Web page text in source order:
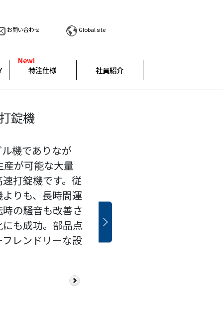
お問い合わせ Global site
特注仕様
New!
社員紹介
圧縮
培ってきた菊水
として、＜工程
定量フィーダ
合装置
NIR測定排除ユ
機、錠剤整列搬
錠機
機でありなが
が可能な大量
打錠機です。従
りも、長時間運
の騒音も改善さ
も成功。部品点
レンドリーな設
機は、大量生
盤脱着式高速回
５０回転までの
なる生産の効率
ます。
ンメント打錠
、すぐれたコ
り高活性原料を
作業者と環境を
水洗・真空乾燥
打錠機です。
準拠の外装によ
の水洗も可能と
「ELS-
、主薬、賦形剤
のために予め少
おく必要があり
剤が錠剤の硬度
すことが知られ
沢剤を上下杵、
産を可能にしま
」
Ｍ５－１の機能
・水洗対応機能
まで錠剤測定・
し、確実かつ迅
剤質量・厚み・
っております。
填機
産能力と充填剤
変更できるフレ
最大生産能力
50,000,
スケールに合わ
ュール化された
けることで、異